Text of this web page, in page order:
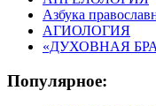
Азбука
АГИОЛОГИЯ
«ДУХОВНАЯ
Популярное: